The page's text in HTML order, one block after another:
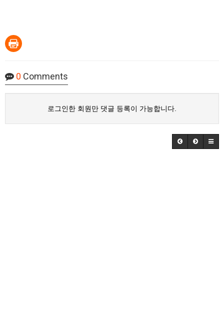
0 Comments
로그인한 회원만 댓글 등록이 가능합니다.